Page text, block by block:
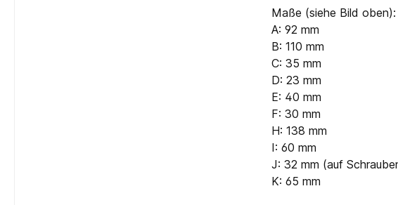
Maße (siehe Bild oben):
A: 92 mm
B: 110 mm
C: 35 mm
D: 23 mm
E: 40 mm
F: 30 mm
H: 138 mm
I: 60 mm
J: 32 mm (auf
K: 65 mm